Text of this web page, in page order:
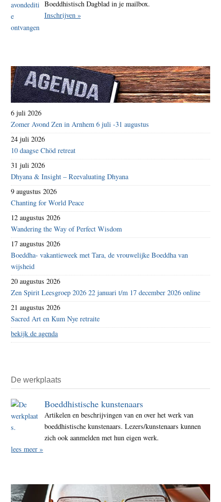
Boeddhistisch Dagblad in je mailbox.
Inschrijven »
6 juli 2026
Zomer Avond Zen in Arnhem 6 juli -31 augustus
24 juli 2026
10 daagse Chöd retreat
31 juli 2026
Dhyana & Insight – Reevaluating Dhyana
9 augustus 2026
Chanting for World Peace
12 augustus 2026
Wandering the Way of Perfect Wisdom
17 augustus 2026
Boeddha- vakantieweek met Tara, de vrouwelijke Boeddha van
wijsheid
20 augustus 2026
Zen Spirit Leesgroep 2026 22 januari t/m 17 december 2026 online
21 augustus 2026
Sacred Art en Kum Nye retraite
bekijk de agenda
De werkplaats
Boeddhistische kunstenaars
Artikelen en beschrijvingen van en over het werk van
boeddhistische kunstenaars. Lezers/kunstenaars kunnen
zich ook aanmelden met hun eigen werk.
lees meer »